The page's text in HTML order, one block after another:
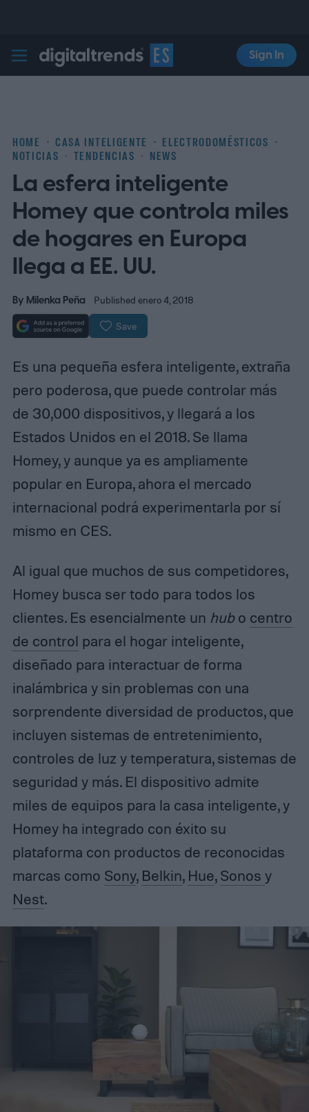
Digital Trends Español
Sign In
HOME CASA INTELIGENTE
ELECTRODOMÉSTICOS
NOTICIAS
TENDENCIAS NEWS
La esfera inteligente
Homey que controla miles
de hogares en Europa
llega a EE. UU.
By Milenka Peña Published enero 4, 2018
Save
Es una pequeña esfera inteligente, extraña
pero poderosa, que puede controlar más
de 30,000 dispositivos, y llegará a los
Estados Unidos en el 2018. Se llama
Homey, y aunque ya es ampliamente
popular en Europa, ahora el mercado
internacional podrá experimentarla por sí
mismo en CES.
Al igual que muchos de sus competidores,
Homey busca ser todo para todos los
clientes. Es esencialmente un hubo centro
de control para el hogar inteligente,
diseñado para interactuar de forma
inalámbrica y sin problemas con una
sorprendente diversidad de productos, que
incluyen sistemas de entretenimiento,
controles de luz y temperatura, sistemas de
seguridad y más. El dispositivo admite
miles de equipos para la casa inteligente, y
Homey ha integrado con éxito su
plataforma con productos de reconocidas
marcas como Sony, Belkin, Hue,Sonos y
Nest.